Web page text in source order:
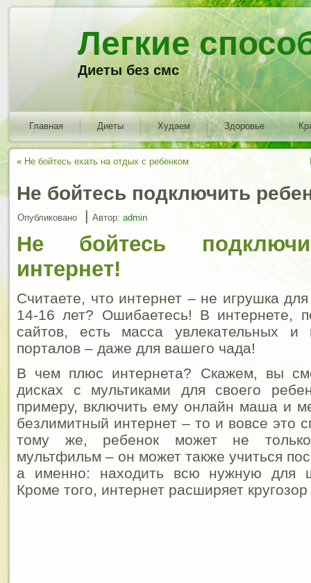
Легкие
Диеты без смс
Главная Диеты Худаем Здоровье
« Не бойтесь ехать на отдых с ребенком
Не бойтесь подключить
Опубликовано | Автор: admin
Не бойтесь
интернет!
Считаете, что интернет – не игрушка
14-16 лет? Ошибаетесь! В интернете,
сайтов, есть масса увлекательных и
порталов – даже для вашего чада!
В чем плюс интернета? Скажем, вы
дисках с мультиками для своего
примеру, включить ему онлайн маша и
безлимитный интернет – то и вовсе это
тому же, ребенок может не
мультфильм – он может также учиться
а именно: находить всю нужную для
Кроме того, интернет расширяет